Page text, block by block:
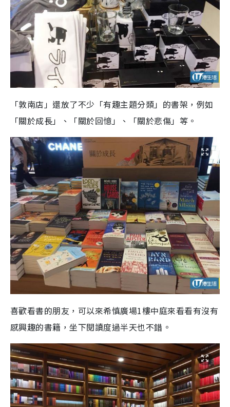
「敦南店」還放了不少「有趣主題分類」的書架，例如
「關於成長」、「關於回憶」、「關於悲傷」等。
喜歡看書的朋友，可以來希慎廣場1樓中庭來看看有沒有
感興趣的書籍，坐下閱讀度過半天也不錯。